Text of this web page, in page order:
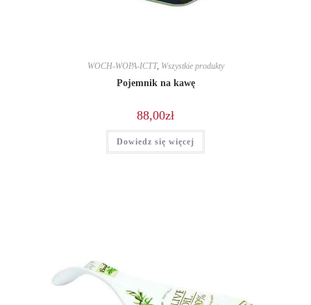
WOCH-WOPA-ICTT, Wszystkie produkty
Pojemnik na kawę
88,00zł
Dowiedz się więcej